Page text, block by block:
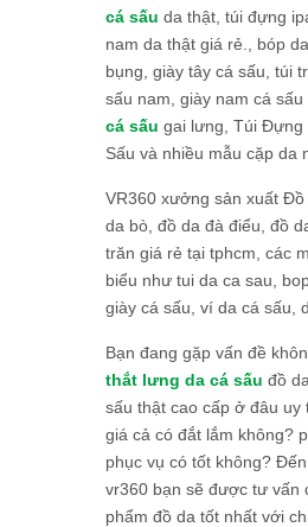
cá sấu da thật, túi đựng
nam da thật giá rẻ., bóp
bụng, giày tây cá sấu, túi
sấu nam, giày nam cá sấu
cá sấu gai lưng, Túi Đựng
Sấu và nhiều mẫu cặp da
VR360 xưởng sản xuất
da bò, đồ da đà điểu, đồ
trăn giá rẻ tại tphcm, các
biểu như tui da ca sau,
giày cá sấu, ví da cá sấu,
Bạn đang gặp vấn đề
thắt lưng da cá sấu đồ
sấu thật cao cấp ở đâu
giá cả có đắt lắm không?
phục vụ có tốt không?
vr360 bạn sẽ được tư vấn
phẩm đồ da tốt nhất với